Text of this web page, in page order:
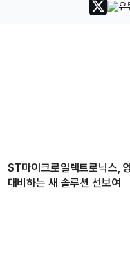
ST마이크로일렉트로닉스,
대비하는 새 솔루션 선보여